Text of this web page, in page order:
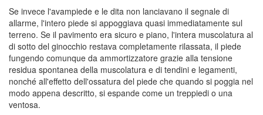
Se invece l'avampiede e le dita non lanciavano il segnale di
allarme, l'intero piede si appoggiava quasi immediatamente sul
terreno. Se il pavimento era sicuro e piano, l'intera muscolatura al
di sotto del ginocchio restava completamente rilassata, il piede
fungendo comunque da ammortizzatore grazie alla tensione
residua spontanea della muscolatura e di tendini e legamenti,
nonché all'effetto dell'ossatura del piede che quando si poggia nel
modo appena descritto, si espande come un treppiedi o una
ventosa.